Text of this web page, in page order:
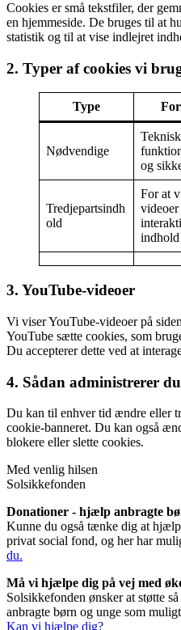
Cookies er små tekstfiler, der
en hjemmeside. De bruges til at
statistik og til at vise indlejret
2. Typer af cookies vi
Type
Nødvendige
Teknisk
og
Tredjepartsindh
old
For at
videoer
indhold
3. YouTube-videoer
Vi viser YouTube-videoer på
YouTube sætte cookies, som
Du accepterer dette ved at
4. Sådan administrerer
Du kan til enhver tid ændre eller
cookie-banneret. Du kan også
blokere eller slette cookies.
Med venlig hilsen
Solsikkefonden
Donationer - hjælp anbragte
Kunne du også tænke dig at
privat social fond, og her har
du.
Må vi hjælpe dig på vej med
Solsikkefonden ønsker at støtte
anbragte børn og unge som
Kan vi hjælpe dig?